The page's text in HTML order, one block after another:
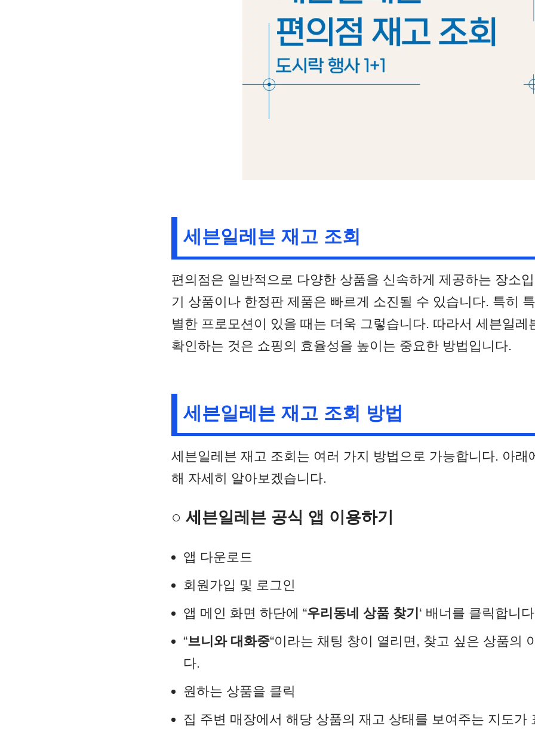
세븐일레븐 재고 조회
편의점은 일반적으로 다양한 상품을 신속하게 제공하는 장소
기 상품이나 한정판 제품은 빠르게 소진될 수 있습니다. 특히
별한 프로모션이 있을 때는 더욱 그렇습니다. 따라서 세븐일레
확인하는 것은 쇼핑의 효율성을 높이는 중요한 방법입니다.
세븐일레븐 재고 조회 방법
세븐일레븐 재고 조회는 여러 가지 방법으로 가능합니다. 아래
해 자세히 알아보겠습니다.
○ 세븐일레븐 공식 앱 이용하기
앱 다운로드
회원가입 및 로그인
앱 메인 화면 하단에 “우리동네 상품 찾기 ‘ 배너를 클릭합니
“브니와 대화중“이라는 채팅 창이 열리면, 찾고 싶은 상품의
다.
원하는 상품을 클릭
집 주변 매장에서 해당 상품의 재고 상태를 보여주는 지도가